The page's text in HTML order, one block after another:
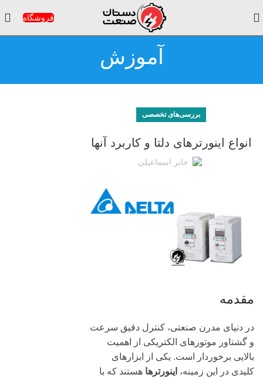
فروشگاه
آموزش
بررسی‌های تخصصی
انواع اینورترهای دلتا و کاربرد آنها
جابر اسماعیلی
مقدمه
در دنیای مدرن صنعتی، کنترل دقیق سرعت
و گشتاور موتورهای الکتریکی از اهمیت
بالایی برخوردار است. یکی از ابزارهای
کلیدی در این زمینه، اینورترها هستند که با